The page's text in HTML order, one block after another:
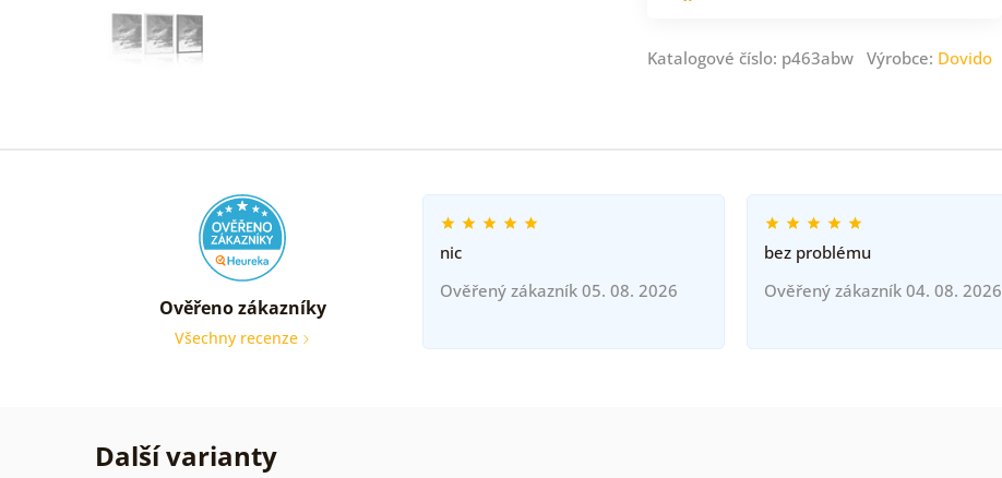
Katalogové číslo: p463abw Výrobce: Dovido
Ověřeno zákazníky
Všechny recenze
nic
Ověřený zákazník 05. 08. 2026
bez problému
Ověřený zákazník 04. 08. 2026
Další varianty